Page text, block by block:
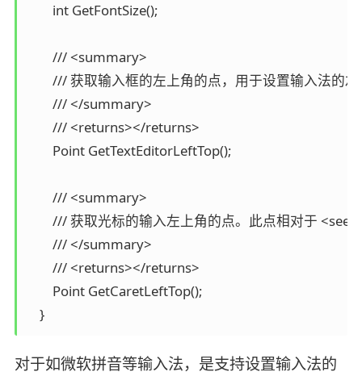
        int GetFontSize();
        /// <summary>
/// 获取输入框的左上角的点，用于设置输入法
        /// </summary>
        /// <returns></returns>
        Point GetTextEditorLeftTop();
        /// <summary>
/// 获取光标的输入左上角的点。此点相对于
        /// </summary>
        /// <returns></returns>
        Point GetCaretLeftTop();
    }
对于如微软拼音等输入法，是支持设置输入法的